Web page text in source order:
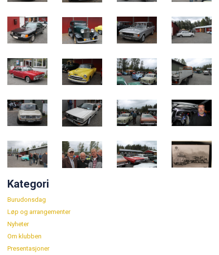
Kategori
Burudonsdag
Løp og arrangementer
Nyheter
Om klubben
Presentasjoner